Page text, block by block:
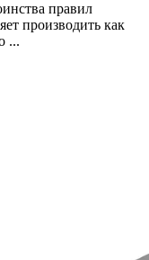
правил
производить как
...